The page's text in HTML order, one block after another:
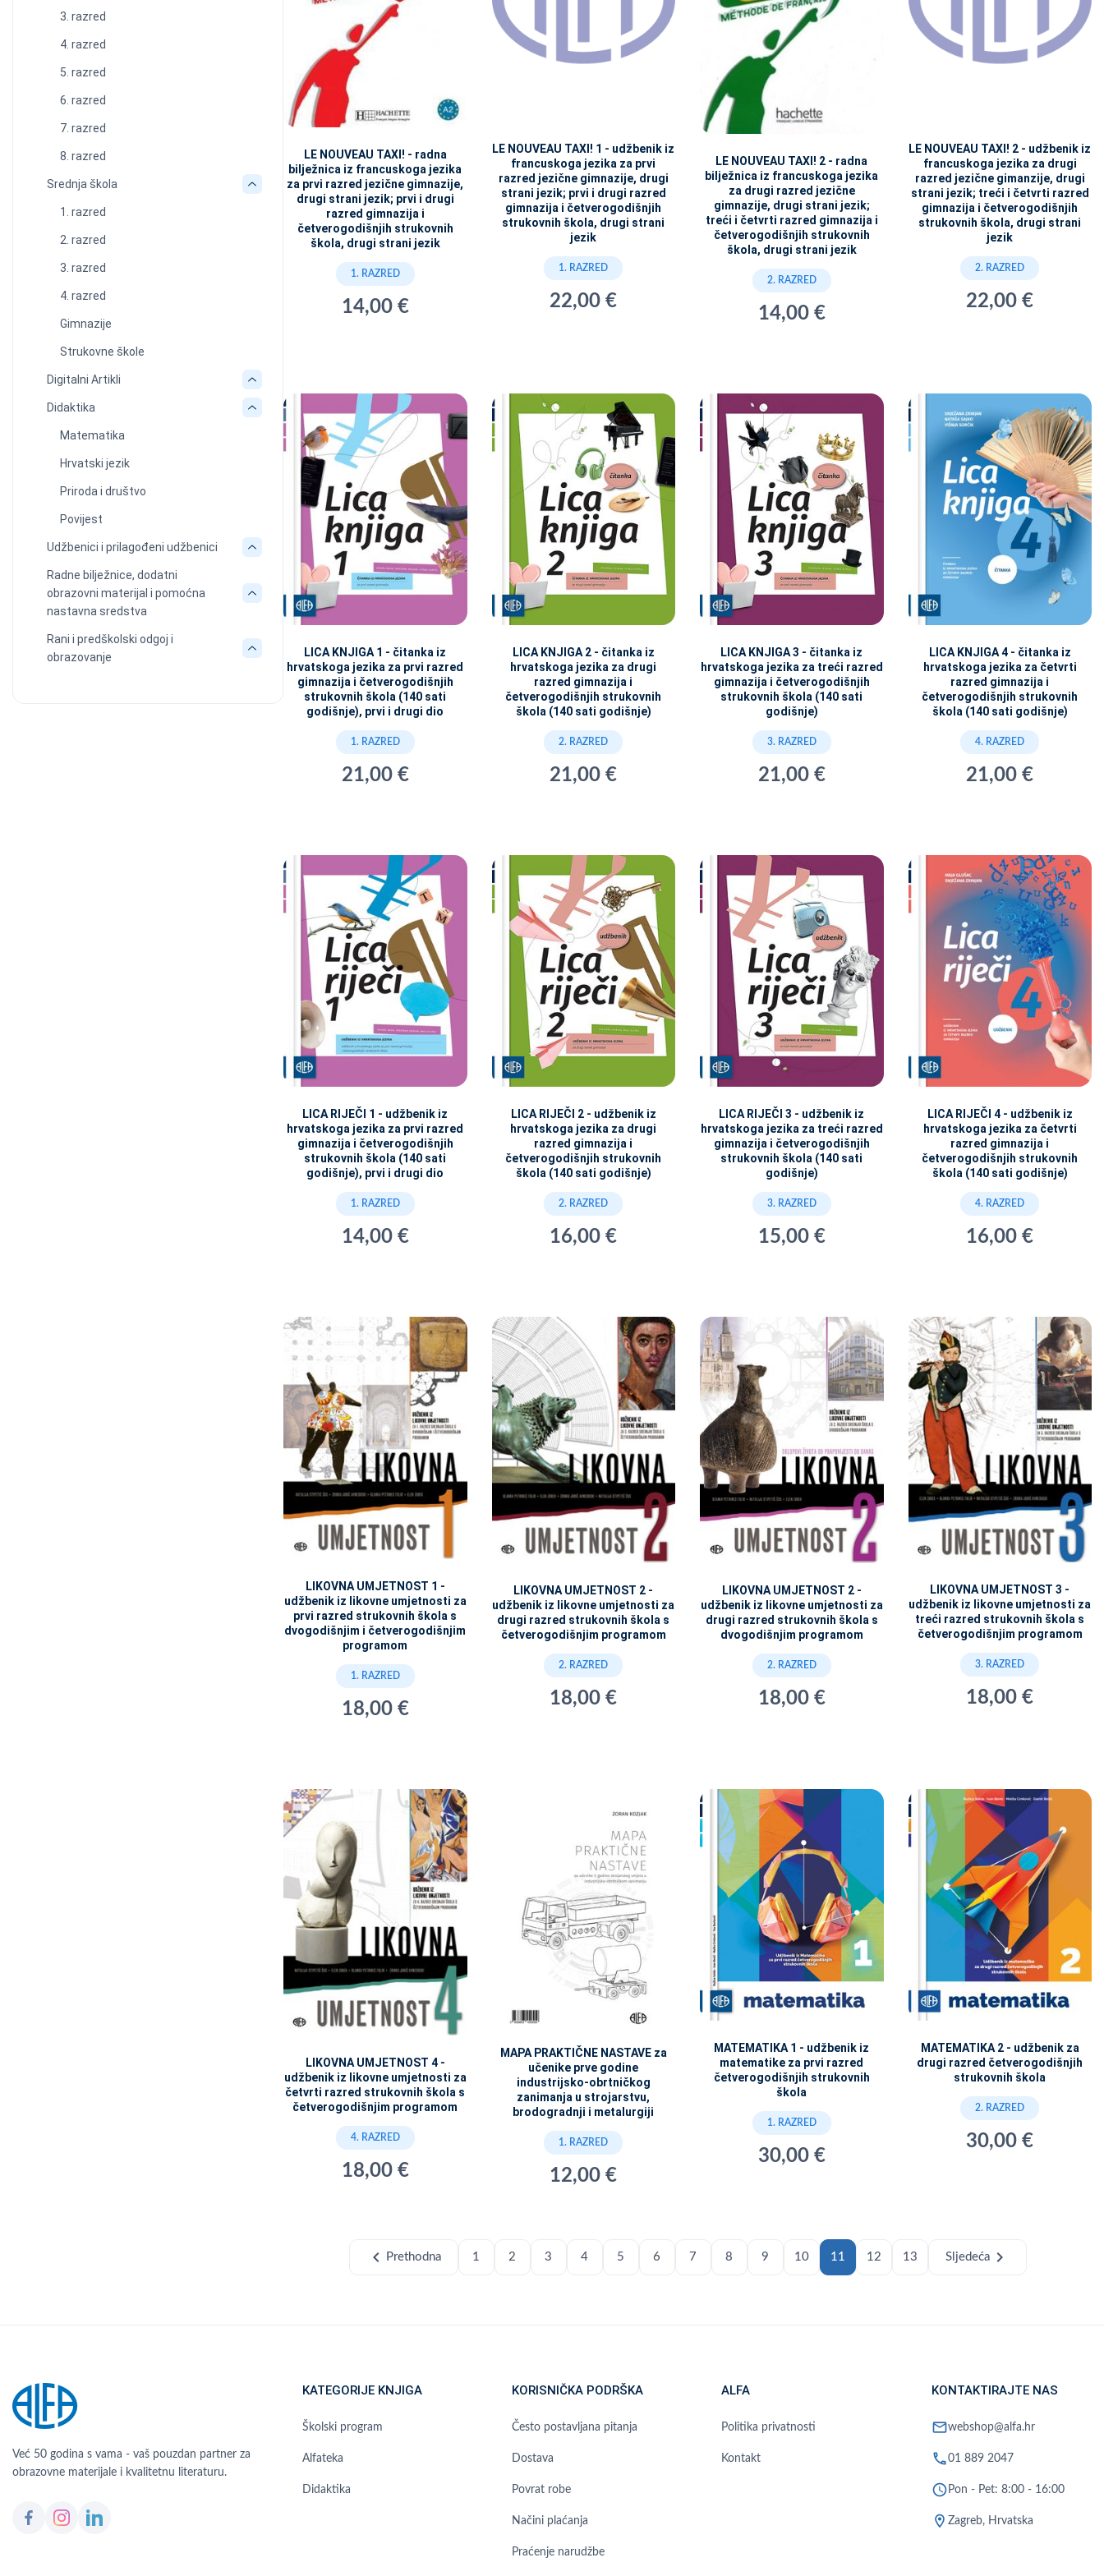
3. razred
4. razred
5. razred
6. razred
7. razred
8. razred
Srednja škola
1. razred
2. razred
3. razred
4. razred
Gimnazije
Strukovne škole
Digitalni Artikli
Didaktika
Matematika
Hrvatski jezik
Priroda i društvo
Povijest
Udžbenici i prilagođeni udžbenici
Radne bilježnice, dodatni
obrazovni materijal i pomoćna
nastavna sredstva
Rani i predškolski odgoj i
obrazovanje
LE NOUVEAU TAXI! - radna
bilježnica iz francuskoga jezika
za prvi razred jezične gimnazije,
drugi strani jezik; prvi i drugi
razred gimnazija i
četverogodišnjih strukovnih
škola, drugi strani jezik
1. RAZRED
14,00 €
LE NOUVEAU TAXI! 1 - udžbenik iz
francuskoga jezika za prvi
razred jezične gimnazije, drugi
strani jezik; prvi i drugi razred
gimnazija i četverogodišnjih
strukovnih škola, drugi strani
jezik
1. RAZRED
22,00 €
LE NOUVEAU TAXI! 2 - radna
bilježnica iz francuskoga jezika
za drugi razred jezične
gimnazije, drugi strani jezik;
treći i četvrti razred gimnazija i
četverogodišnjih strukovnih
škola, drugi strani jezik
2. RAZRED
14,00 €
LE NOUVEAU TAXI! 2 - udžbenik iz
francuskoga jezika za drugi
razred jezične gimanzije, drugi
strani jezik; treći i četvrti razred
gimnazija i četverogodišnjih
strukovnih škola, drugi strani
jezik
2. RAZRED
22,00 €
LICA KNJIGA 1 - čitanka iz
hrvatskoga jezika za prvi razred
gimnazija i četverogodišnjih
strukovnih škola (140 sati
godišnje), prvi i drugi dio
1. RAZRED
21,00 €
LICA KNJIGA 2 - čitanka iz
hrvatskoga jezika za drugi
razred gimnazija i
četverogodišnjih strukovnih
škola (140 sati godišnje)
2. RAZRED
21,00 €
LICA KNJIGA 3 - čitanka iz
hrvatskoga jezika za treći razred
gimnazija i četverogodišnjih
strukovnih škola (140 sati
godišnje)
3. RAZRED
21,00 €
LICA KNJIGA 4 - čitanka iz
hrvatskoga jezika za četvrti
razred gimnazija i
četverogodišnjih strukovnih
škola (140 sati godišnje)
4. RAZRED
21,00 €
LICA RIJEČI 1 - udžbenik iz
hrvatskoga jezika za prvi razred
gimnazija i četverogodišnjih
strukovnih škola (140 sati
godišnje), prvi i drugi dio
1. RAZRED
14,00 €
LICA RIJEČI 2 - udžbenik iz
hrvatskoga jezika za drugi
razred gimnazija i
četverogodišnjih strukovnih
škola (140 sati godišnje)
2. RAZRED
16,00 €
LICA RIJEČI 3 - udžbenik iz
hrvatskoga jezika za treći razred
gimnazija i četverogodišnjih
strukovnih škola (140 sati
godišnje)
3. RAZRED
15,00 €
LICA RIJEČI 4 - udžbenik iz
hrvatskoga jezika za četvrti
razred gimnazija i
četverogodišnjih strukovnih
škola (140 sati godišnje)
4. RAZRED
16,00 €
LIKOVNA UMJETNOST 1 -
udžbenik iz likovne umjetnosti za
prvi razred strukovnih škola s
dvogodišnjim i četverogodišnjim
programom
1. RAZRED
18,00 €
LIKOVNA UMJETNOST 2 -
udžbenik iz likovne umjetnosti za
drugi razred strukovnih škola s
četverogodišnjim programom
2. RAZRED
18,00 €
LIKOVNA UMJETNOST 2 -
udžbenik iz likovne umjetnosti za
drugi razred strukovnih škola s
dvogodišnjim programom
2. RAZRED
18,00 €
LIKOVNA UMJETNOST 3 -
udžbenik iz likovne umjetnosti za
treći razred strukovnih škola s
četverogodišnjim programom
3. RAZRED
18,00 €
LIKOVNA UMJETNOST 4 -
udžbenik iz likovne umjetnosti za
četvrti razred strukovnih škola s
četverogodišnjim programom
4. RAZRED
18,00 €
MAPA PRAKTIČNE NASTAVE za
učenike prve godine
industrijsko-obrtničkog
zanimanja u strojarstvu,
brodogradnji i metalurgiji
1. RAZRED
12,00 €
MATEMATIKA 1 - udžbenik iz
matematike za prvi razred
četverogodišnjih strukovnih
škola
1. RAZRED
30,00 €
MATEMATIKA 2 - udžbenik za
drugi razred četverogodišnjih
strukovnih škola
2. RAZRED
30,00 €
chevron_left Prethodna 1 2 3 4 5 6 7 8 9 10 11 12 13 Sljedećachevron_right
Već 50 godina s vama - vaš pouzdan partner za
obrazovne materijale i kvalitetnu literaturu.
KATEGORIJE KNJIGA
Školski program
Alfateka
Didaktika
KORISNIČKA PODRŠKA
Često postavljana pitanja
Dostava
Povrat robe
Načini plaćanja
Praćenje narudžbe
ALFA
Politika privatnosti
Kontakt
KONTAKTIRAJTE NAS
mailwebshop@alfa.hr
phone01 889 2047
schedule Pon - Pet: 8:00 - 16:00
location_on Zagreb, Hrvatska